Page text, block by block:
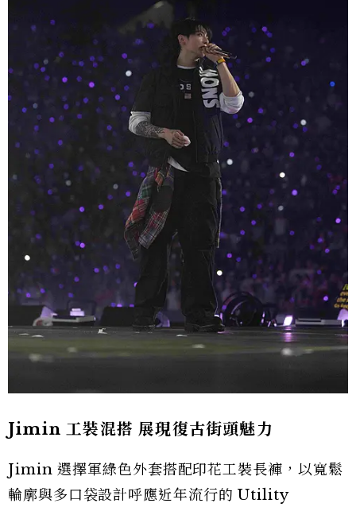
Jimin 工裝混搭 展現復古街頭魅力
Jimin 選擇軍綠色外套搭配印花工裝長褲，以寬鬆
輪廓與多口袋設計呼應近年流行的 Utility